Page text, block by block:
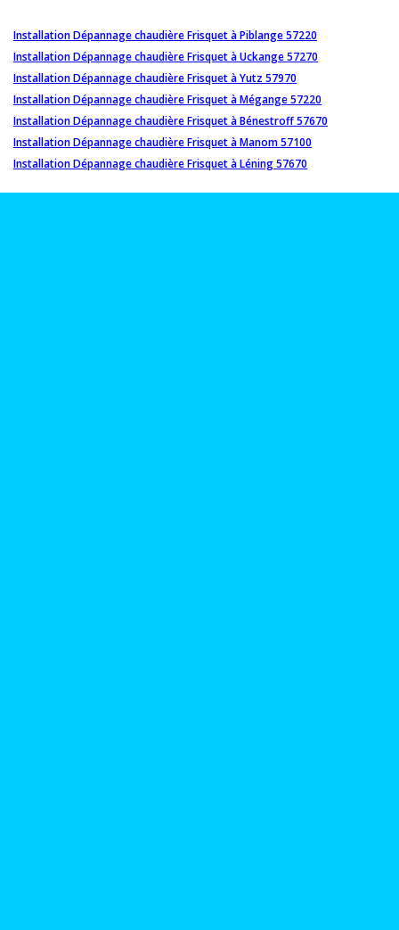
Installation Dépannage chaudière Frisquet à Piblange 57220
Installation Dépannage chaudière Frisquet à Uckange 57270
Installation Dépannage chaudière Frisquet à Yutz 57970
Installation Dépannage chaudière Frisquet à Mégange 57220
Installation Dépannage chaudière Frisquet à Bénestroff 57670
Installation Dépannage chaudière Frisquet à Manom 57100
Installation Dépannage chaudière Frisquet à Léning 57670